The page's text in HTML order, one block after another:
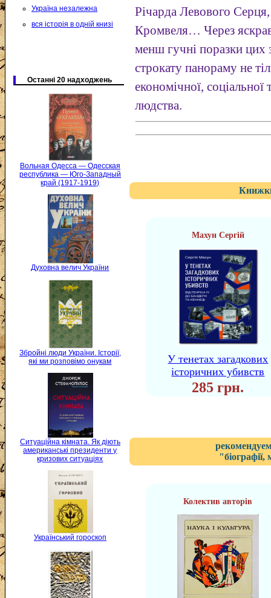
Україна незалежна
вся історія в одній книзі
Останні 20 надходжень
Вольная Одесса — Одесская
республика — Юго-Западный
край (1917-1919)
Духовна велич України
Збройні люди України. Історії,
які ми розповімо онукам
Ситуаційна кімната. Як діють
американські президенти у
кризових ситуаціях
Український гороскоп
Річарда Левового
Кромвеля… Через
менш гучні поразки цих
строкату панораму не
економічної, соціальної
людства.
Махун Сергій
У тенетах загадкових
історичних убивств
285 грн.
Колектив авторів